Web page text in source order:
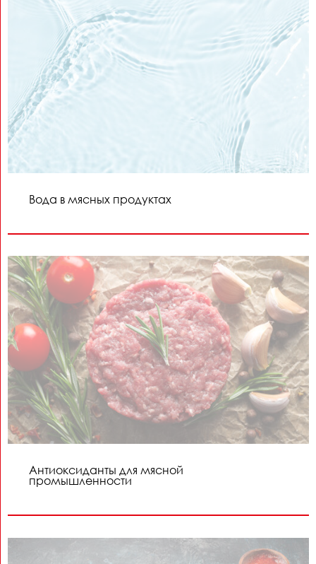
Вода в мясных продуктах
Антиоксиданты для мясной
промышленности